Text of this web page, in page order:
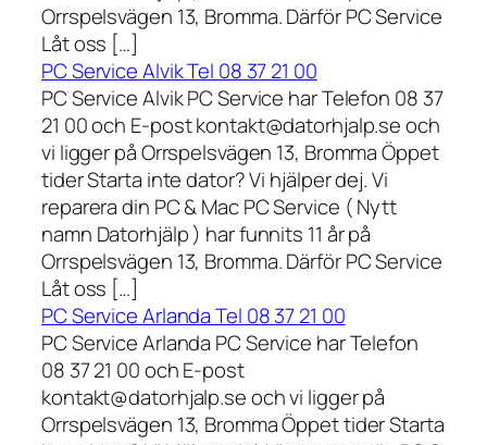
Orrspelsvägen 13, Bromma. Därför PC Service
Låt oss […]
PC Service Alvik Tel 08 37 21 00
PC Service Alvik PC Service har Telefon 08 37
21 00 och E-post kontakt@datorhjalp.se och
vi ligger på Orrspelsvägen 13, Bromma Öppet
tider Starta inte dator? Vi hjälper dej. Vi
reparera din PC & Mac PC Service ( Nytt
namn Datorhjälp ) har funnits 11 år på
Orrspelsvägen 13, Bromma. Därför PC Service
Låt oss […]
PC Service Arlanda Tel 08 37 21 00
PC Service Arlanda PC Service har Telefon
08 37 21 00 och E-post
kontakt@datorhjalp.se och vi ligger på
Orrspelsvägen 13, Bromma Öppet tider Starta